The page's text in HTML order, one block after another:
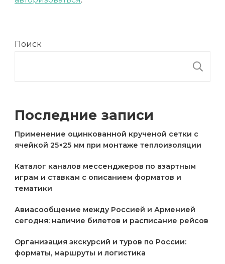
Поиск
Последние записи
Применение оцинкованной крученой сетки с
ячейкой 25×25 мм при монтаже теплоизоляции
Каталог каналов мессенджеров по азартным
играм и ставкам с описанием форматов и
тематики
Авиасообщение между Россией и Арменией
сегодня: наличие билетов и расписание рейсов
Организация экскурсий и туров по России:
форматы, маршруты и логистика